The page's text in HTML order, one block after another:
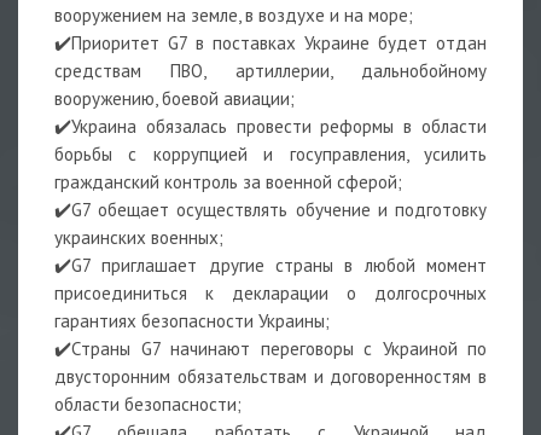
вооружением на земле, в воздухе и на море;
✔️Приоритет G7 в поставках Украине будет отдан
средствам ПВО, артиллерии, дальнобойному
вооружению, боевой авиации;
✔️Украина обязалась провести реформы в области
борьбы с коррупцией и госуправления, усилить
гражданский контроль за военной сферой;
✔️G7 обещает осуществлять обучение и подготовку
украинских военных;
✔️G7 приглашает другие страны в любой момент
присоединиться к декларации о долгосрочных
гарантиях безопасности Украины;
✔️Страны G7 начинают переговоры с Украиной по
двусторонним обязательствам и договоренностям в
области безопасности;